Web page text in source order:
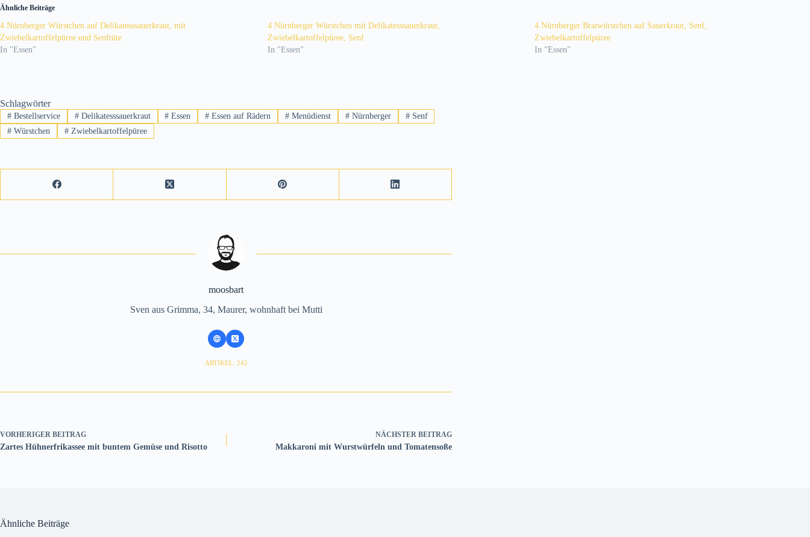
Ähnliche Beiträge
4 Nürnberger Würstchen auf Delikatesssauerkraut, mit
Zwiebelkartoffelpüree und Senftüte
In "Essen"
4 Nürnberger Würstchen mit Delikatesssauerkraut,
Zwiebelkartoffelpüree, Senf
In "Essen"
4 Nürnberger Bratwürstchen auf Sauerkraut, Senf,
Zwiebelkartoffelpüree
In "Essen"
Schlagwörter
#Bestellservice #Delikatesssauerkraut # Essen # Essen auf Rädern # Menüdienst #Nürnberger #Senf
#Würstchen #Zwiebelkartoffelpüree
moosbart
Sven aus Grimma, 34, Maurer, wohnhaft bei Mutti
ARTIKEL: 242
VORHERIGER BEITRAG
Zartes Hühnerfrikassee mit buntem Gemüse und Risotto
NÄCHSTER BEITRAG
Makkaroni mit Wurstwürfeln und Tomatensoße
Ähnliche Beiträge